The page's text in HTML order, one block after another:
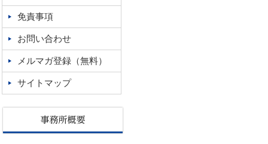
免責事項
お問い合わせ
メルマガ登録（無料）
サイトマップ